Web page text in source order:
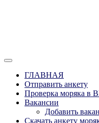
Вакансии для
России,
form
ГЛАВНАЯ
Отправить анкету
Проверка моряка в
Вакансии
Добавить
Скачать анкету